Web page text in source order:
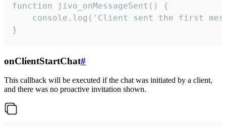
function jivo_onMessageSent() {
console.log('Client sent the first
}
onClientStartChat#
This callback will be executed if the chat was initiated by a client,
and there was no proactive invitation shown.